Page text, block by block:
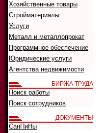
Хозяйственные товары
Стройматериалы
Услуги
Металл и металлопрокат
Программное обеспечение
Юридические услуги
Агентства недвижимости
БИРЖА ТРУДА
Поиск работы
Поиск сотрудников
ДОКУМЕНТЫ
СанПиНы